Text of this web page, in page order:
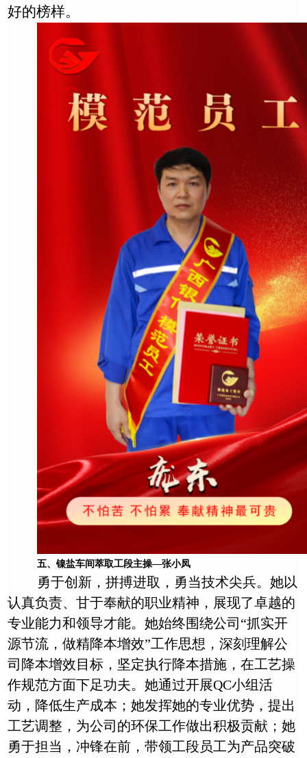
好的榜样。
五、镍盐车间萃取工段主操—张小凤
勇于创新，拼搏进取，勇当技术尖兵。她以
认真负责、甘于奉献的职业精神，展现了卓越的
专业能力和领导才能。她始终围绕公司“抓实开
源节流，做精降本增效”工作思想，深刻理解公
司降本增效目标，坚定执行降本措施，在工艺操
作规范方面下足功夫。她通过开展QC小组活
动，降低生产成本；她发挥她的专业优势，提出
工艺调整，为公司的环保工作做出积极贡献；她
勇于担当，冲锋在前，带领工段员工为产品突破